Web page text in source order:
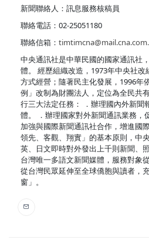
新聞聯絡人：訊息服務核稿員
聯絡電話：02-25051180
聯絡信箱：
中央通訊社是中華民國的國家通訊社
體。 經歷組織改造，1973年中央社
方式經營；隨著民主化發展，1996年
例」改制為財團法人，定位為全民共
行三大法定任務： ．辦理國內外新聞
體。 ．辦理國家對外新聞通訊業務，
加強與國際新聞通訊社合作，增進國
領先、客觀、翔實」的基本原則，中
英、日文即時對外發出上千則新聞、
台灣唯一多語文新聞媒體，服務對象
從台灣民眾延伸至全球僑胞與讀者，
窗」。